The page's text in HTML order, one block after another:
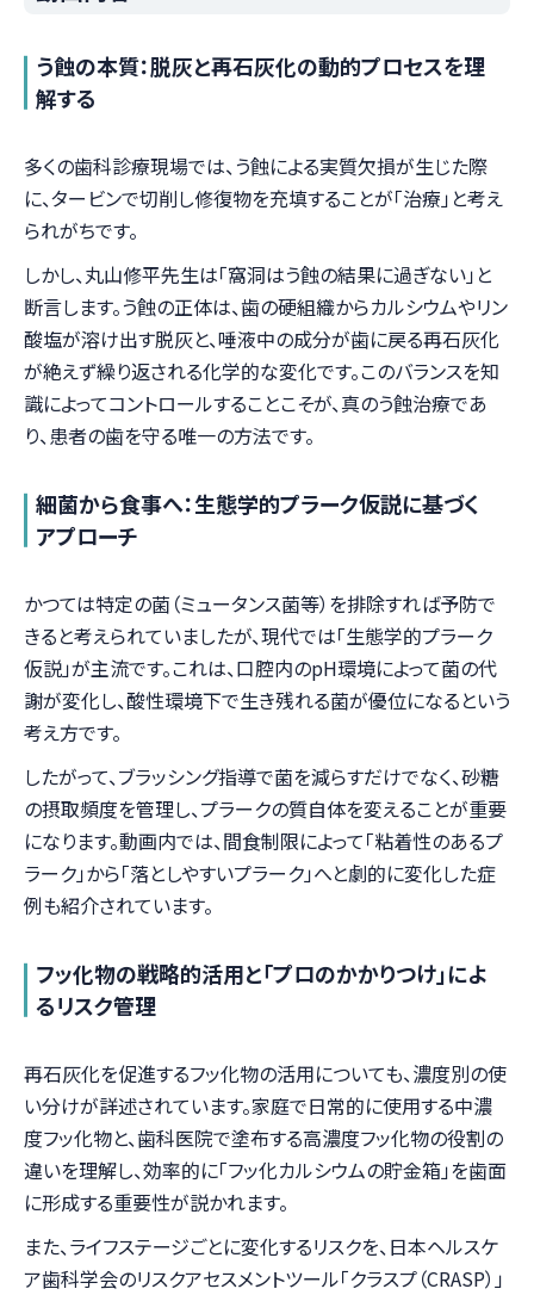
う蝕の本質：脱灰と再石灰化の動的プロセスを理
解する
多くの歯科診療現場では、う蝕による実質欠損が生じた際
に、タービンで切削し修復物を充填することが「治療」と考え
られがちです。
しかし、丸山修平先生は「窩洞はう蝕の結果に過ぎない」と
断言します。う蝕の正体は、歯の硬組織からカルシウムやリン
酸塩が溶け出す脱灰と、唾液中の成分が歯に戻る再石灰化
が絶えず繰り返される化学的な変化です。このバランスを知
識によってコントロールすることこそが、真のう蝕治療であ
り、患者の歯を守る唯一の方法です。
細菌から食事へ：生態学的プラーク仮説に基づく
アプローチ
かつては特定の菌（ミュータンス菌等）を排除すれば予防で
きると考えられていましたが、現代では「生態学的プラーク
仮説」が主流です。これは、口腔内のpH環境によって菌の代
謝が変化し、酸性環境下で生き残れる菌が優位になるという
考え方です。
したがって、ブラッシング指導で菌を減らすだけでなく、砂糖
の摂取頻度を管理し、プラークの質自体を変えることが重要
になります。動画内では、間食制限によって「粘着性のあるプ
ラーク」から「落としやすいプラーク」へと劇的に変化した症
例も紹介されています。
フッ化物の戦略的活用と「プロのかかりつけ」によ
るリスク管理
再石灰化を促進するフッ化物の活用についても、濃度別の使
い分けが詳述されています。家庭で日常的に使用する中濃
度フッ化物と、歯科医院で塗布する高濃度フッ化物の役割の
違いを理解し、効率的に「フッ化カルシウムの貯金箱」を歯面
に形成する重要性が説かれます。
また、ライフステージごとに変化するリスクを、日本ヘルスケ
ア歯科学会のリスクアセスメントツール「クラスプ（CRASP）」